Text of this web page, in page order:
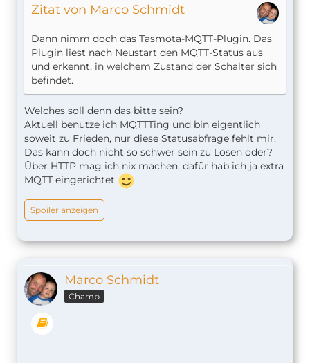
Zitat von Marco Schmidt
Dann nimm doch das Tasmota-MQTT-Plugin. Das
Plugin liest nach Neustart den MQTT-Status aus
und erkennt, in welchem Zustand der Schalter sich
befindet.
Welches soll denn das bitte sein?
Aktuell benutze ich MQTTTing und bin eigentlich
soweit zu Frieden, nur diese Statusabfrage fehlt mir.
Das kann doch nicht so schwer sein zu Lösen oder?
Über HTTP mag ich nix machen, dafür hab ich ja extra
MQTT eingerichtet
Spoiler anzeigen
Marco Schmidt
Champ